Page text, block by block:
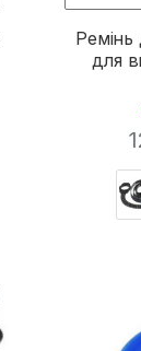
Ремінь
для